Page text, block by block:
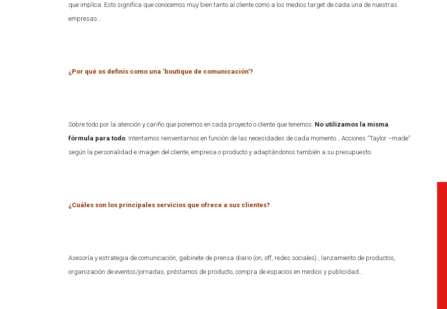
que implica. Esto significa que conocemos muy bien tanto al cliente como a los medios target de cada una de nuestras
empresas…
¿Por qué os definís como una ‘boutique de comunicación’?
Sobre todo por la atención y cariño que ponemos en cada proyecto o cliente que tenemos. No utilizamos la misma
fórmula para todo . Intentamos reinventarnos en función de las necesidades de cada momento… Acciones “Taylor –made”
según la personalidad e imagen del cliente, empresa o producto y adaptándonos también a su presupuesto.
¿Cuáles son los principales servicios que ofrece a sus clientes?
Asesoría y estrategia de comunicación, gabinete de prensa diario (on, off, redes sociales) , lanzamiento de productos,
organización de eventos/jornadas, préstamos de producto, compra de espacios en medios y publicidad…